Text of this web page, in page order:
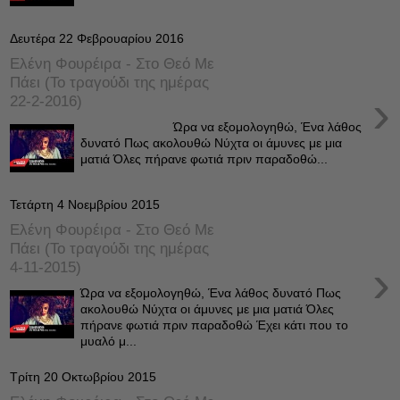
Δευτέρα 22 Φεβρουαρίου 2016
Ελένη Φουρέιρα - Στο Θεό Με
Πάει (Το τραγούδι της ημέρας
22-2-2016)
›
Ώρα να εξομολογηθώ, Ένα λάθος
δυνατό Πως ακολουθώ Νύχτα οι άμυνες με μια
ματιά Όλες πήρανε φωτιά πριν παραδοθώ...
Τετάρτη 4 Νοεμβρίου 2015
Ελένη Φουρέιρα - Στο Θεό Με
Πάει (Το τραγούδι της ημέρας
4-11-2015)
›
Ώρα να εξομολογηθώ, Ένα λάθος δυνατό Πως
ακολουθώ Νύχτα οι άμυνες με μια ματιά Όλες
πήρανε φωτιά πριν παραδοθώ Έχει κάτι που το
μυαλό μ...
Τρίτη 20 Οκτωβρίου 2015